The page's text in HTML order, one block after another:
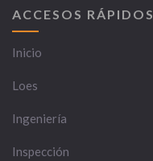
ACCESOS RÁPIDOS
Inicio
Loes
Ingeniería
Inspección